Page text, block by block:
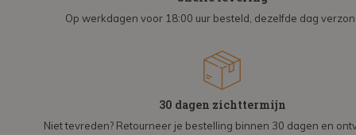
Op werkdagen voor 18:00 uur besteld, dezelfde dag
30 dagen zichttermijn
Niet tevreden? Retourneer je bestelling binnen 30 dagen en